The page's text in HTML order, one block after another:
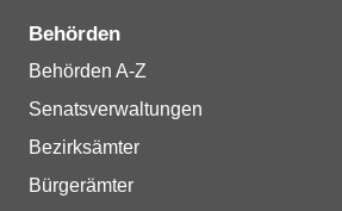
Behörden
Behörden A-Z
Senatsverwaltungen
Bezirksämter
Bürgerämter